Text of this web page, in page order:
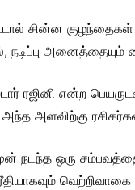
சின்ன
அனைத்தையும்
ரஜினி என்ற
அளவிற்கு ரசிகர்கள்
நடந்த ஒரு
வெற்றிவாகை